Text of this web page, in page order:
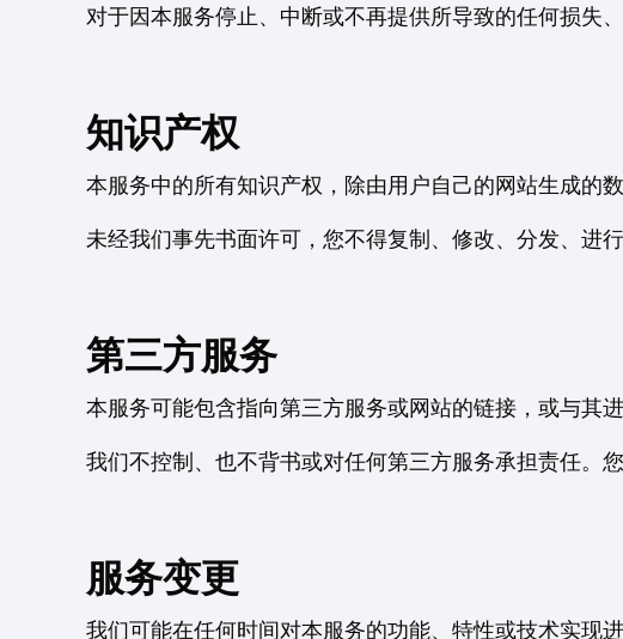
对于因本服务停止、中断或不再提供所导致的任何损失
知识产权
本服务中的所有知识产权，除由用户自己的网站生成的
未经我们事先书面许可，您不得复制、修改、分发、进
第三方服务
本服务可能包含指向第三方服务或网站的链接，或与其进
我们不控制、也不背书或对任何第三方服务承担责任。
服务变更
我们可能在任何时间对本服务的功能、特性或技术实现